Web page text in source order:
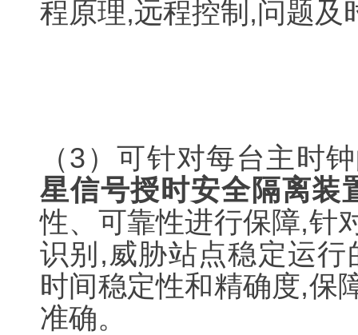
程原理,远程控制,问题及
（3）可针对每台主时
星信号授时安全隔离装
性、可靠性进行保障,针
识别,威胁站点稳定运
时间稳定性和精确度,保
准确。